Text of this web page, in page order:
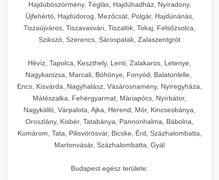
Ipari mosogatógépek teljes kínálata -
chef-iparikonyhagepek.hu
Biztonságos kezelést biztosító védőburkolatok
és kapcsolók védelmet nyújtanak a kezelők
számára.
chef-iparikonyhagepek.hu
kereskedelmi sajtreszelő és aprítógépek
feldolgozógépeken (szeletelők, aprítók,
mixerek) át egészen a hűtő- és fagyasztó
berendezésekig, mosogatógépekig és
kiegészítő eszközökig mindent egy helyen
megfelelő berendezések kiválasztásában, a
konyha optimális elrendezésének
megtervezésében, valamint a telepítés és az
üzembe helyezés koordinálásában. Hosszú távú
garancia, gyors szerviz és folyamatos műszaki
támogatás biztosítja az Ön nyugalmát és
vállalkozása zavartalan működését.
Nagykonyhai berendezések komplett
Hajdúböszörmény, Téglás, Hajdúhadház, Nyíradony,
Újfehértó, Hajdúdorog, Mezőcsát, Polgár, Hajdúnánás,
Tiszaújváros, Tiszavasvári, Tiszalök, Tokaj, Felsőzsolca,
Szikszó, Szerencs, Sárospatak, Zalaszentgrót
Hévíz, Tapolca, Keszthely, Lenti, Zalakaros, Letenye,
Nagykanizsa, Marcali, Böhönye, Fonyód, Balatonlelle,
Encs, Kisvárda, Nagyhalász, Vásárosnamény, Nyíregyháza,
Mátészalka, Fehérgyarmat, Máriapócs, Nyírbátor,
Nagykálló, Várpalota, Ajka, Herend, Mór, Kincsesbánya,
Oroszlány, Kisbér, Tatabánya, Pannonhalma, Bábolna,
Komárom, Tata, Pilisvörösvár, Bicske, Érd, Százhalombatta,
Martonvásár, Százhalombatta, Gyál
Budapest egész területe: